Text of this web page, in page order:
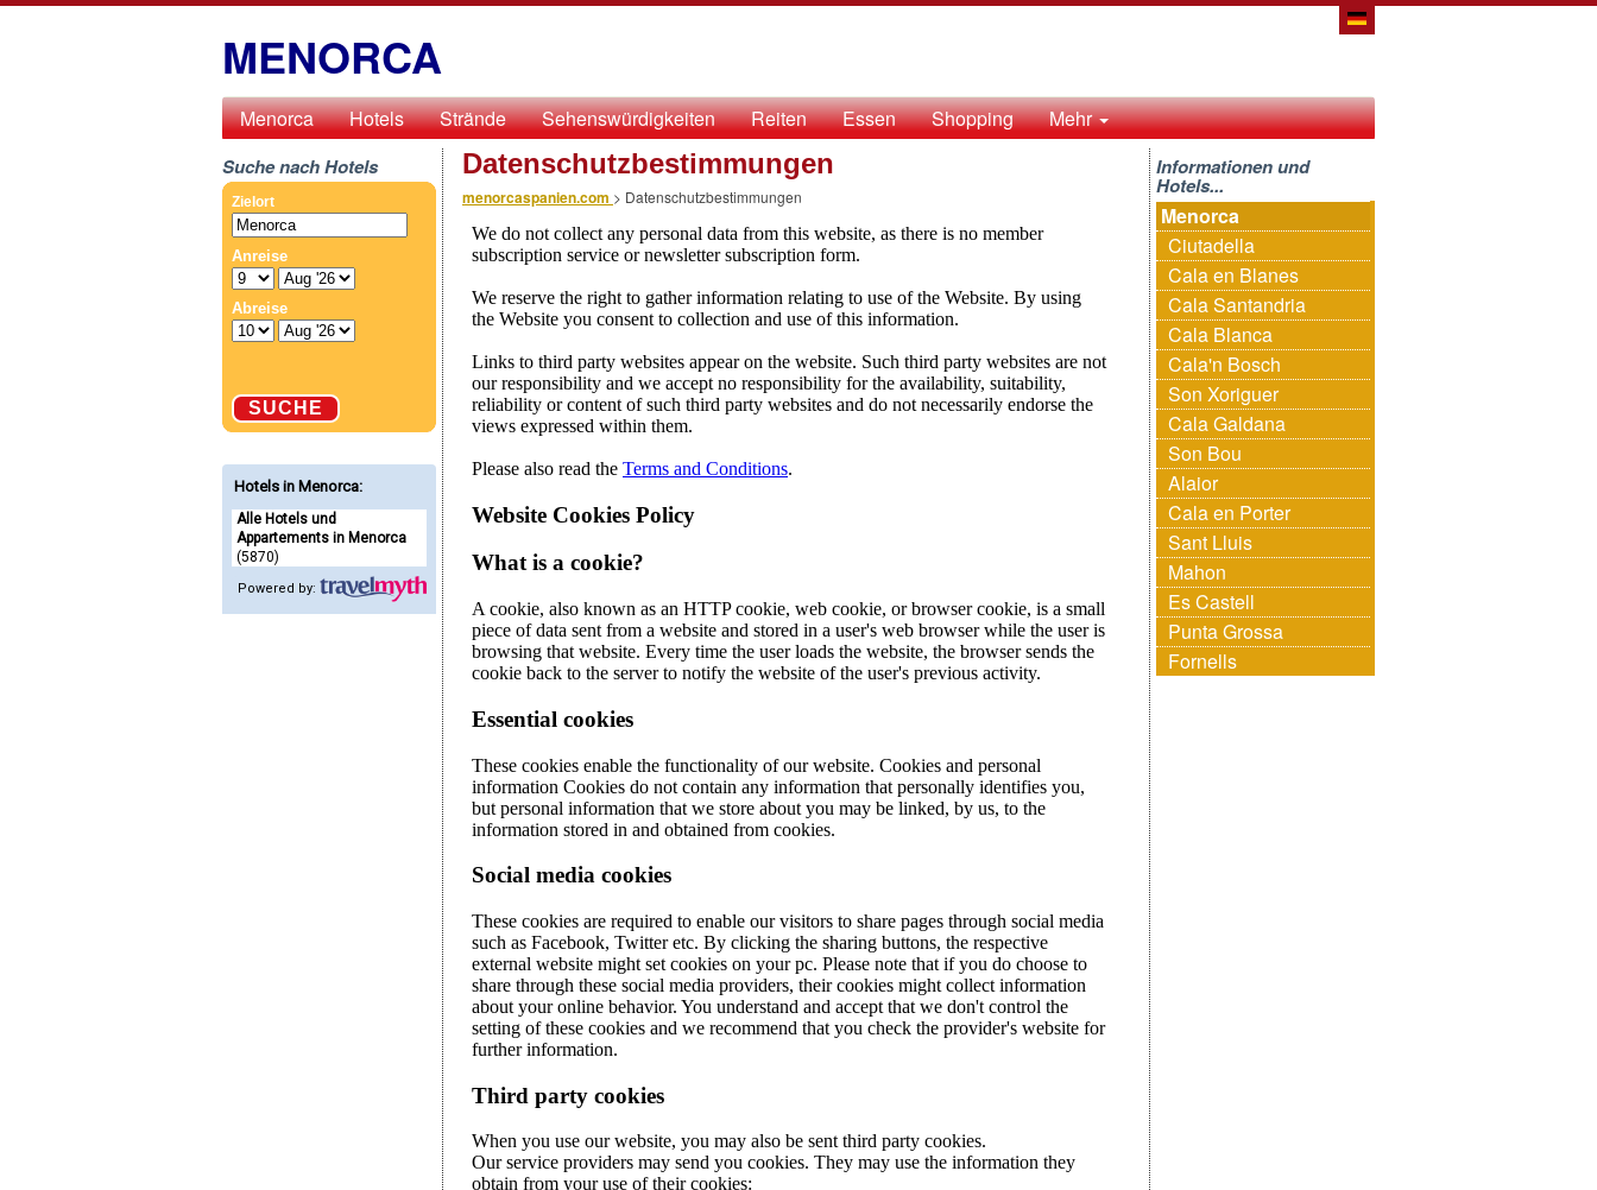
MENORCA
Menorca Hotels Strände Sehenswürdigkeiten Reiten Essen Shopping Mehr
Suche nach Hotels
Hotels in Menorca:
Alle Hotels und
Appartements in Menorca
(5870)
Powered by:
Datenschutzbestimmungen
menorcaspanien.com > Datenschutzbestimmungen
Informationen und
Hotels...
Menorca
Ciutadella
Cala en Blanes
Cala Santandria
Cala Blanca
Cala'n Bosch
Son Xoriguer
Cala Galdana
Son Bou
Alaior
Cala en Porter
Sant Lluis
Mahon
Es Castell
Punta Grossa
Fornells